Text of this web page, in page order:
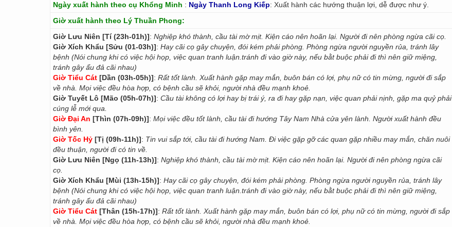
Ngày xuất hành theo cụ Khổng Minh : Ngày Thanh Long Kiếp: Xuất hành các hướng thuận lợi, dễ được như ý.
Giờ xuất hành theo Lý Thuần Phong:
Giờ Lưu Niên [Tí (23h-01h)]: Nghiệp khó thành, cầu tài mờ mịt. Kiện cáo nên hoãn lại. Người đi nên phòng ngừa cãi cọ.
Giờ Xích Khẩu [Sửu (01-03h)]: Hay cãi cọ gây chuyện, đói kém phải phòng. Phòng ngừa người nguyền rủa, tránh lây
bệnh (Nói chung khi có việc hội họp, việc quan tranh luận.tránh đi vào giờ này, nếu bằt buộc phải đi thì nên giữ miệng,
tránh gây ẩu đả cãi nhau)
Giờ Tiểu Cát [Dần (03h-05h)]: Rất tốt lành. Xuất hành gặp may mắn, buôn bán có lợi, phụ nữ có tin mừng, người đi sắp
về nhà. Mọi việc đều hòa hợp, có bệnh cầu sẽ khỏi, người nhà đều mạnh khoẻ.
Giờ Tuyết Lô [Mão (05h-07h)]: Cầu tài không có lợi hay bị trái ý, ra đi hay gặp nạn, việc quan phải nịnh, gặp ma quỷ phải
cúng lễ mới qua.
Giờ Đại An [Thìn (07h-09h)]: Mọi việc đều tốt lành, cầu tài đi hướng Tây Nam Nhà cửa yên lành. Người xuất hành đều
bình yên.
Giờ Tốc Hỷ [Tị (09h-11h)]: Tin vui sắp tới, cầu tài đi hướng Nam. Đi việc gặp gỡ các quan gặp nhiều may mắn, chăn nuôi
đều thuận, người đi có tin về.
Giờ Lưu Niên [Ngọ (11h-13h)]: Nghiệp khó thành, cầu tài mờ mịt. Kiện cáo nên hoãn lại. Người đi nên phòng ngừa cãi
cọ.
Giờ Xích Khẩu [Mùi (13h-15h)]: Hay cãi cọ gây chuyện, đói kém phải phòng. Phòng ngừa người nguyền rủa, tránh lây
bệnh (Nói chung khi có việc hội họp, việc quan tranh luận.tránh đi vào giờ này, nếu bằt buộc phải đi thì nên giữ miệng,
tránh gây ẩu đả cãi nhau)
Giờ Tiểu Cát [Thân (15h-17h)]: Rất tốt lành. Xuất hành gặp may mắn, buôn bán có lợi, phụ nữ có tin mừng, người đi sắp
về nhà. Mọi việc đều hòa hợp, có bệnh cầu sẽ khỏi, người nhà đều mạnh khoẻ.